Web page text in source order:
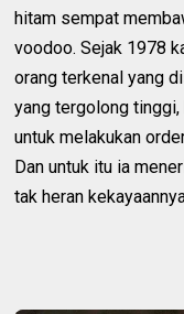
hitam sempat
voodoo. Sejak 1978
orang terkenal yang
yang tergolong
untuk melakukan
Dan untuk itu ia
tak heran